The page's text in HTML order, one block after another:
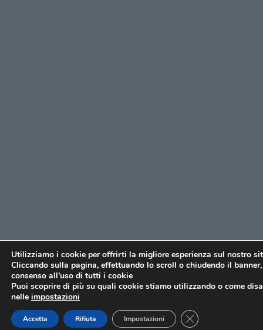
Utilizziamo i cookie per offrirti la migliore esperienza sul nostro
Cliccando sulla pagina, effettuando lo scroll o chiudendo il
consenso all’uso di tutti i cookie
Puoi scoprire di più su quali cookie stiamo utilizzando o come
nelle impostazioni
Accetta Rifiuta Impostazioni CLOSE GDPR